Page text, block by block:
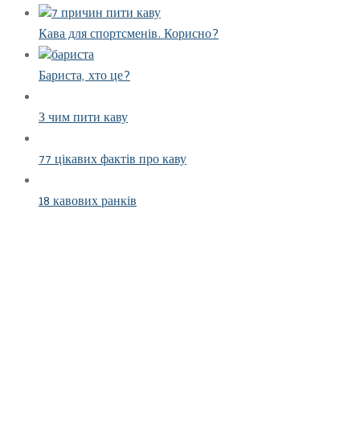
Кава для спортсменів. Корисно?
Бариста, хто це?
З чим пити каву
77 цікавих фактів про каву
18 кавових ранків